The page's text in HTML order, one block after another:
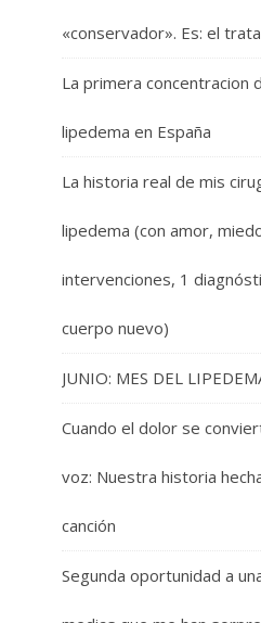
«conservador». Es: el
La primera concentracion
lipedema en España
La historia real de mis
lipedema (con amor,
intervenciones, 1
cuerpo nuevo)
JUNIO: MES DEL
Cuando el dolor se
voz: Nuestra historia
canción
Segunda oportunidad a